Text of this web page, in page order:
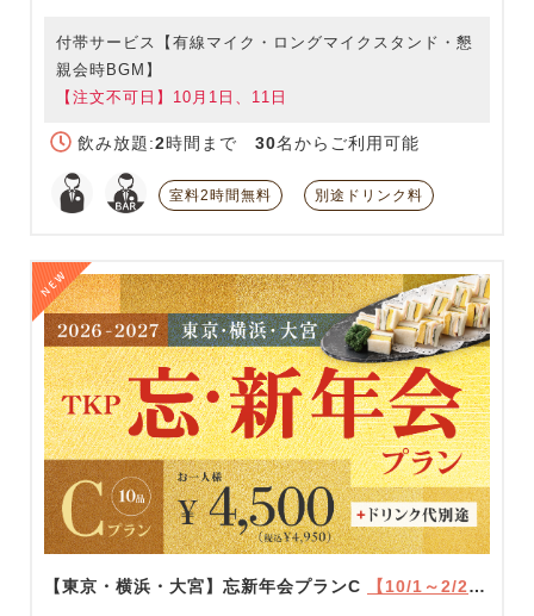
付帯サービス【有線マイク・ロングマイクスタンド・懇
親会時BGM】
【注文不可日】10月1日、11日
飲み放題:2時間まで 30名からご利用可能
室料2時間無料 別途ドリンク料
【東京・横浜・大宮】忘新年会プランC 【10/1～2/28限定】